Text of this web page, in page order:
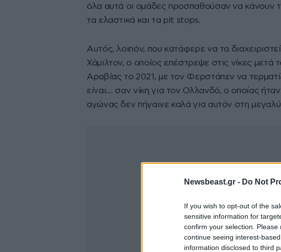
Newsbeast.gr - Do Not
If you wish to opt-out of the
sensitive information for
confirm your selection.
continue seeing interest-
information disclosed to third
όλα αυτά οι ομάδες προσπαθούσαν να κάνουν
τα ελαστικά και τα pit stops.
Αυτός, λοιπόν, που κατάφερε να τα
Χάμιλτον, ο οποίος επέστρεψε στις νίκες μετά
Αραβίας το 2021, με τον Φερστάπεν να
είναι… σαν νίκη για τον Ολλανδό, ο οποίας
αγώνας δεν πήγαινε καλά για αυτόν στη